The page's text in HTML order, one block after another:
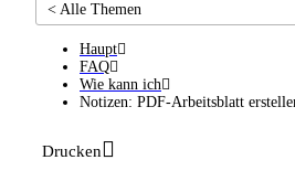
< Alle Themen
Haupt
FAQ
Wie kann ich
Notizen: PDF-Arbeitsblatt
Drucken